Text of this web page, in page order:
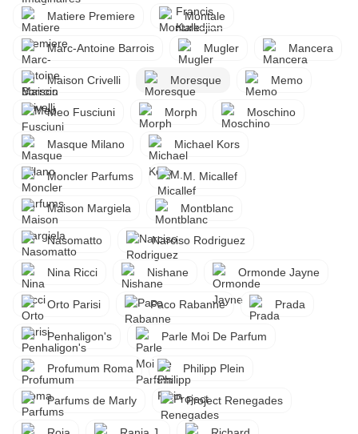
Matiere Premiere Montale
Marc-Antoine Barrois Mugler Mancera
Maison Crivelli Moresque Memo
Meo Fusciuni Morph Moschino
Masque Milano Michael Kors
Moncler Parfums M. Micallef
Maison Margiela Montblanc
Nasomatto Narciso Rodriguez
Nina Ricci Nishane Ormonde Jayne
Orto Parisi Paco Rabanne Prada
Penhaligon's Parle Moi De Parfum
Profumum Roma Philipp Plein
Parfums de Marly Project Renegades